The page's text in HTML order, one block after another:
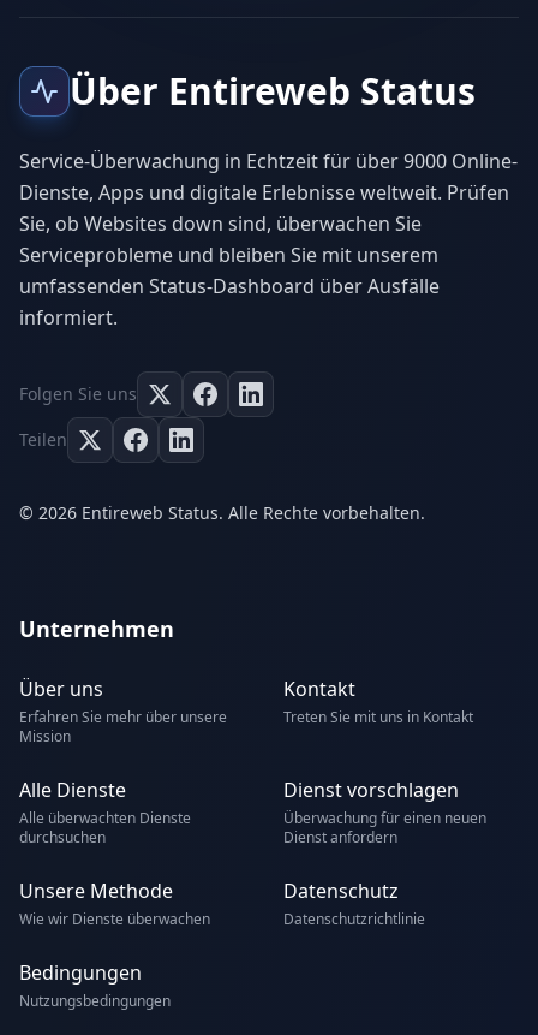
Über Entireweb Status
Service-Überwachung in Echtzeit für über 9000 Online-
Dienste, Apps und digitale Erlebnisse weltweit. Prüfen
Sie, ob Websites down sind, überwachen Sie
Serviceprobleme und bleiben Sie mit unserem
umfassenden Status-Dashboard über Ausfälle
informiert.
Folgen Sie uns
Teilen
© 2026 Entireweb Status. Alle Rechte vorbehalten.
Unternehmen
Über uns
Erfahren Sie mehr über unsere
Mission
Kontakt
Treten Sie mit uns in Kontakt
Alle Dienste
Alle überwachten Dienste
durchsuchen
Dienst vorschlagen
Überwachung für einen neuen
Dienst anfordern
Unsere Methode
Wie wir Dienste überwachen
Datenschutz
Datenschutzrichtlinie
Bedingungen
Nutzungsbedingungen